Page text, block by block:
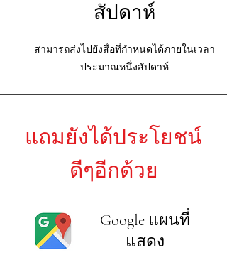
สัปดาห์
สามารถส่งไปยังสื่อที่กำหนดได้ภายในเวลา
ประมาณหนึ่งสัปดาห์
แถมยังได้ประโยชน์
ดีๆอีกด้วย
Google แผนที่
แสดง